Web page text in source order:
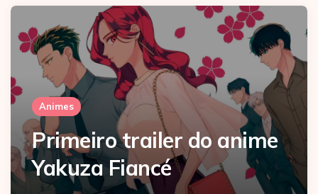
Animes
Primeiro trailer do anime
Yakuza Fiancé